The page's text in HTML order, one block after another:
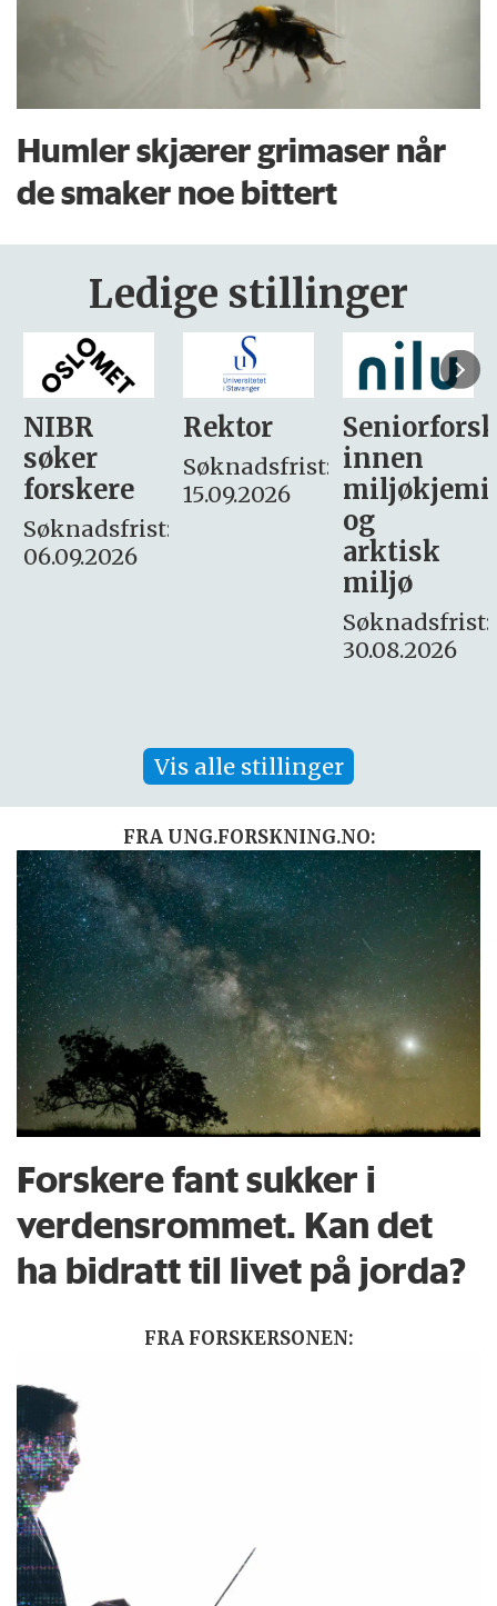
Humler skjærer grimaser når
de smaker noe bittert
Ledige stillinger
Rektor
Søknadsfrist:
15.09.2026
Seniorforsker
innen
miljøkjemi
søker
– fast
Søknadsfrist:
16. august.
Vis alle stillinger
FRA UNG.FORSKNING.NO:
Forskere fant sukker i
verdensrommet. Kan det
ha bidratt til livet på jorda?
FRA FORSKERSONEN: